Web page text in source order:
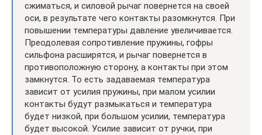
сжиматься, и силовой рычаг повернется на своей
оси, в результате чего контакты разомкнутся. При
повышении температуры давление увеличивается.
Преодолевая сопротивление пружины, гофры
сильфона расширятся, и рычаг повернется в
противоположную сторону, а контакты при этом
замкнутся. То есть задаваемая температура
зависит от усилия пружины, при малом усилии
контакты будут размыкаться и температура
будет низкой, при большом усилии, температура
будет высокой. Усилие зависит от ручки, при